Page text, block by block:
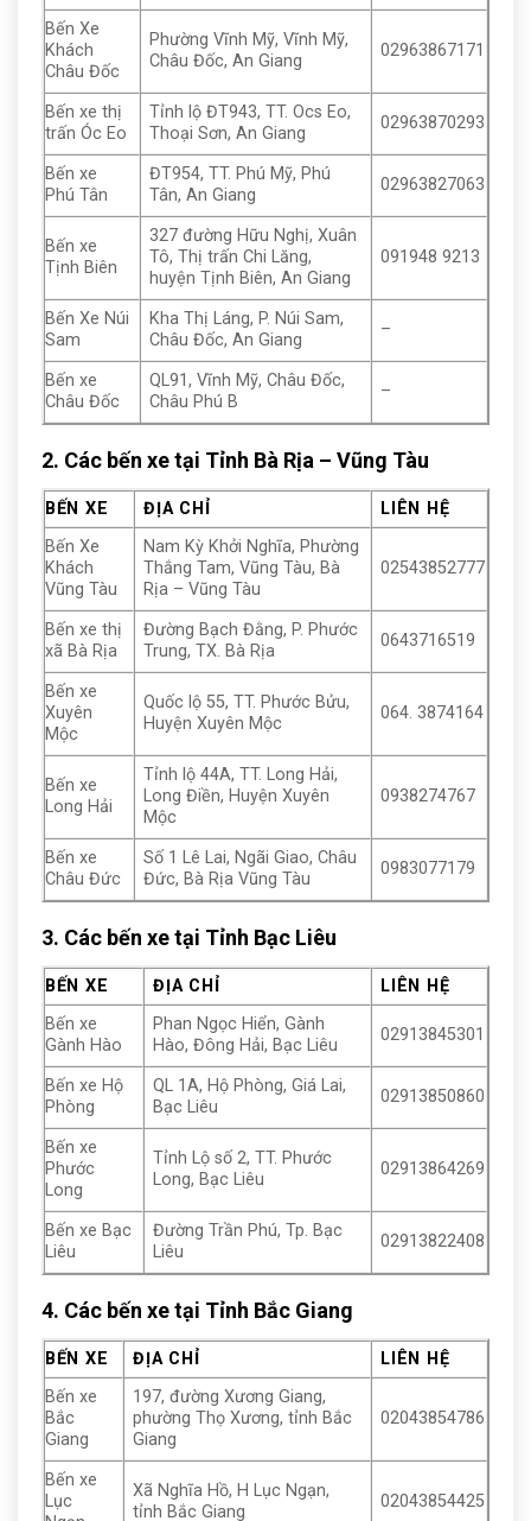
Bến Xe
Khách
Châu Đốc
Phường Vĩnh Mỹ, Vĩnh Mỹ,
Châu Đốc, An Giang
02963867171
Bến xe thị
trấn Óc Eo
Tỉnh lộ ĐT943, TT. Ocs Eo,
Thoại Sơn, An Giang
02963870293
Bến xe
Phú Tân
ĐT954, TT. Phú Mỹ, Phú
Tân, An Giang
02963827063
Bến xe
Tịnh Biên
327 đường Hữu Nghị, Xuân
Tô, Thị trấn Chi Lăng,
huyện Tịnh Biên, An Giang
091948 9213
Bến Xe Núi
Sam
Kha Thị Láng, P. Núi Sam,
Châu Đốc, An Giang
–
Bến xe
Châu Đốc
QL91, Vĩnh Mỹ, Châu Đốc,
Châu Phú B
–
2. Các bến xe tại Tỉnh Bà Rịa – Vũng Tàu
BẾN XE ĐỊA CHỈ
LIÊN HỆ
Bến Xe
Khách
Vũng Tàu
Nam Kỳ Khởi Nghĩa, Phường
Thắng Tam, Vũng Tàu, Bà
Rịa – Vũng Tàu
02543852777
Bến xe thị
xã Bà Rịa
Đường Bạch Đằng, P. Phước
Trung, TX. Bà Rịa
0643716519
Bến xe
Xuyên
Mộc
Quốc lộ 55, TT. Phước Bửu,
Huyện Xuyên Mộc
064. 3874164
Bến xe
Long Hải
Tỉnh lộ 44A, TT. Long Hải,
Long Điền, Huyện Xuyên
Mộc
0938274767
Bến xe
Châu Đức
Số 1 Lê Lai, Ngãi Giao, Châu
Đức, Bà Rịa Vũng Tàu
0983077179
3. Các bến xe tại Tỉnh Bạc Liêu
BẾN XE ĐỊA CHỈ
LIÊN HỆ
Bến xe
Gành Hào
Phan Ngọc Hiển, Gành
Hào, Đông Hải, Bạc Liêu
02913845301
Bến xe Hộ
Phòng
QL 1A, Hộ Phòng, Giá Lai,
Bạc Liêu
02913850860
Bến xe
Phước
Long
Tỉnh Lộ số 2, TT. Phước
Long, Bạc Liêu
02913864269
Bến xe Bạc
Liêu
Đường Trần Phú, Tp. Bạc
Liêu
02913822408
4. Các bến xe tại Tỉnh Bắc Giang
BẾN XE ĐỊA CHỈ
LIÊN HỆ
Bến xe
Bắc
Giang
197, đường Xương Giang,
phường Thọ Xương, tỉnh Bắc
Giang
02043854786
Bến xe
Lục
Xã Nghĩa Hồ, H Lục Ngạn,
tỉnh Bắc Giang
02043854425